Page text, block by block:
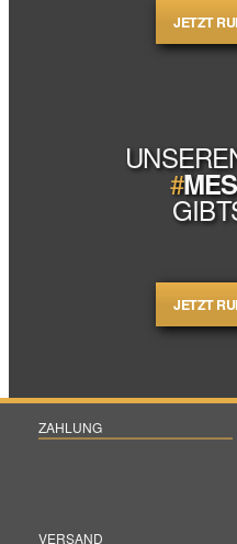
JETZT
#
JETZT
ZAHLUNG
VERSAND